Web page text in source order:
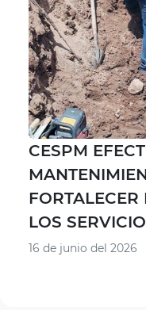
CESPM
LOS
16 de junio del 2026